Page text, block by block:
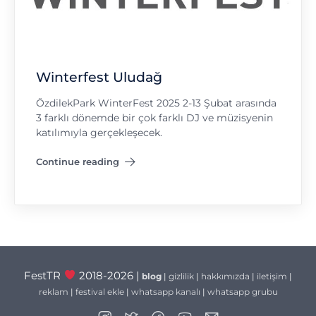
Winterfest Uludağ
ÖzdilekPark WinterFest 2025 2-13 Şubat arasında
3 farklı dönemde bir çok farklı DJ ve müzisyenin
katılımıyla gerçekleşecek.
Continue reading
"Winterfest Uludağ"
FestTR 2018-2026 | blog| gizlilik| hakkımızda | iletişim |
reklam | festival ekle| whatsapp kanalı | whatsapp grubu